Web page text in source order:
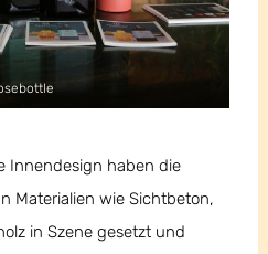
Innendesign haben die
Materialien wie Sichtbeton,
in Szene gesetzt und